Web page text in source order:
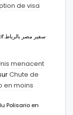
de visa
menacent
Chute de
en moins
Polisario en